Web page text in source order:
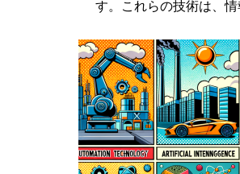
す。これらの技術は、